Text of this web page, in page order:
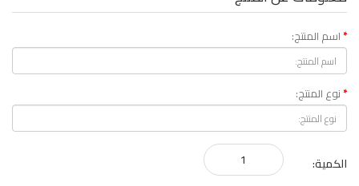
اسم المنتج:
نوع المنتج:
الكمية: